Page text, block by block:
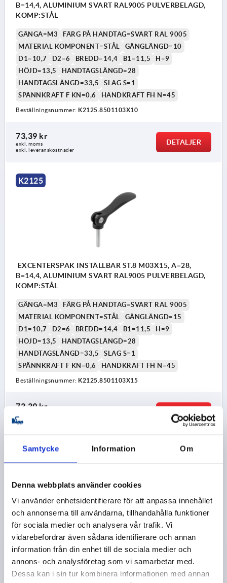
Samtycke Information Om
Denna webbplats använder cookies
Vi använder enhetsidentifierare för att anpassa innehållet
och annonserna till användarna, tillhandahålla funktioner
för sociala medier och analysera vår trafik. Vi
vidarebefordrar även sådana identifierare och annan
information från din enhet till de sociala medier och
annons- och analysföretag som vi samarbetar med.
Dessa kan i sin tur kombinera informationen med annan
B=14,4, ALUMINIUM SVART RAL9005 PULVERBELAGD,
KOMP:STÅL
GÄNGA=M3
FÄRG PÅ HANDTAG=SVART RAL 9005
MATERIAL KOMPONENT=STÅL
GÄNGLÄNGD=10
D1=10,7
D2=6 BREDD=14,4 B1=11,5
H=9
HÖJD=13,5
HANDTAGSLÄNGD=28
HANDTAGSLÄNGD=33,5
SLAG S=1
SPÄNNKRAFT F KN=0,6
HANDKRAFT FH N=45
Beställningsnummer: K2125.8501103X10
73,39 kr
exkl. moms
exkl. leveranskostnader
DETALJER
K2125
EXCENTERSPAK INSTÄLLBAR ST.8 M03X15, A=28,
B=14,4, ALUMINIUM SVART RAL9005 PULVERBELAGD,
KOMP:STÅL
GÄNGA=M3
FÄRG PÅ HANDTAG=SVART RAL 9005
MATERIAL KOMPONENT=STÅL
GÄNGLÄNGD=15
D1=10,7
D2=6 BREDD=14,4 B1=11,5
H=9
HÖJD=13,5
HANDTAGSLÄNGD=28
HANDTAGSLÄNGD=33,5
SLAG S=1
SPÄNNKRAFT F KN=0,6
HANDKRAFT FH N=45
Beställningsnummer: K2125.8501103X15
73,39 kr
exkl. leveranskostnader
DETALJER
K2125
EXCENTERSPAK INSTÄLLBAR ST.8 M03X30, A=28,
B=14,4, ALUMINIUM SVART RAL9005 PULVERBELAGD,
GÄNGA=M3
FÄRG PÅ HANDTAG=SVART RAL 9005